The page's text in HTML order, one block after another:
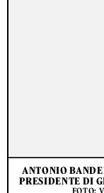
ANTONIO
PRESIDENTE DI